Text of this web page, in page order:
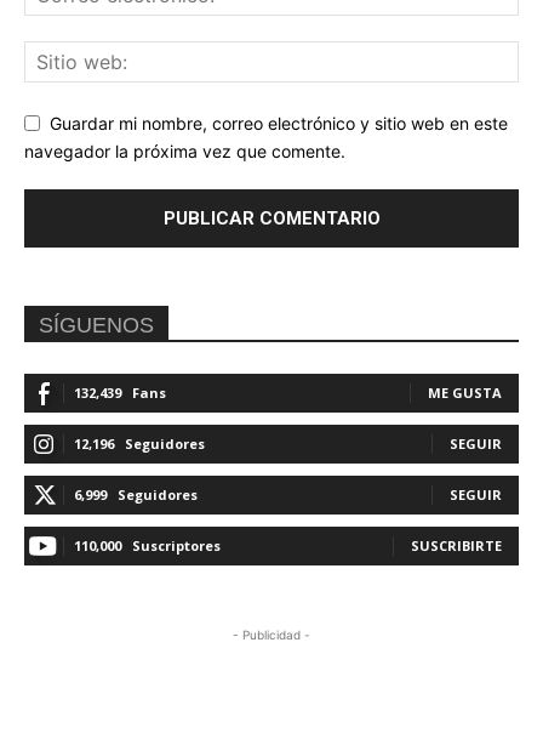
Guardar mi nombre, correo electrónico y sitio web en este
navegador la próxima vez que comente.
SÍGUENOS
132,439 Fans ME GUSTA
12,196 Seguidores SEGUIR
6,999 Seguidores SEGUIR
110,000 Suscriptores SUSCRIBIRTE
- Publicidad -